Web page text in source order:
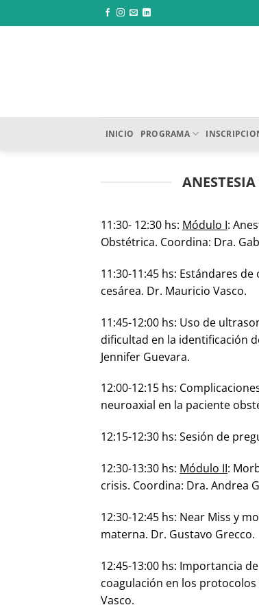
al
INICIO PROGRAMA
11:30- 12:30 hs: Módulo I:
Obstétrica. Coordina: Dra.
11:30-11:45 hs: Estándares
cesárea. Dr. Mauricio Vasco.
11:45-12:00 hs: Uso de
dificultad en la identificación
Jennifer Guevara.
12:00-12:15 hs:
neuroaxial en la paciente
12:15-12:30 hs: Sesión de
12:30-13:30 hs: Módulo II:
crisis. Coordina: Dra. Andrea
12:30-12:45 hs: Near Miss y
materna. Dr. Gustavo Grecco.
12:45-13:00 hs: Importancia
coagulación en los
Vasco.